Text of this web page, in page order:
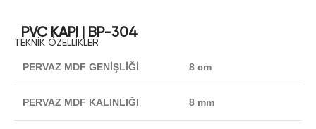
PVC KAPI | BP-304
TEKNİK ÖZELLİKLER
PERVAZ MDF GENİŞLİĞİ 8 cm
PERVAZ MDF KALINLIĞI 8 mm